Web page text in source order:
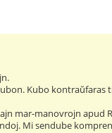
Kubo kontraŭfaras
mar-manovrojn
Mi sendube